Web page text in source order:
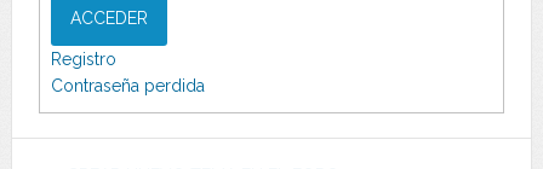
ACCEDER
Registro
Contraseña perdida